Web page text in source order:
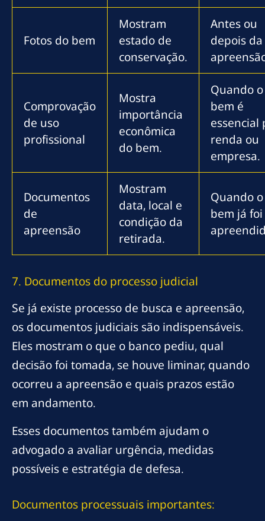
Fotos do bem
Mostram
estado de
conservação.
Antes ou
depois da
Comprovação
de uso
profissional
Mostra
importância
econômica
do bem.
Quando o
bem é
essencial
renda ou
empresa.
Documentos
de
apreensão
Mostram
data, local e
condição da
retirada.
Quando o
bem já foi
7. Documentos do processo judicial
Se já existe processo de busca e apreensão,
os documentos judiciais são indispensáveis.
Eles mostram o que o banco pediu, qual
decisão foi tomada, se houve liminar, quando
ocorreu a apreensão e quais prazos estão
em andamento.
Esses documentos também ajudam o
advogado a avaliar urgência, medidas
possíveis e estratégia de defesa.
Documentos processuais importantes: